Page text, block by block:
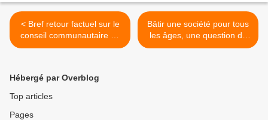
< Bref retour factuel sur le
conseil communautaire du
16 juin 2014, par Ismaël
Bâtir une société pour tous
les âges, une question de
solidarité! >
Hébergé par Overblog
Top articles
Pages